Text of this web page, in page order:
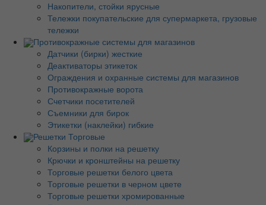
Накопители, стойки ярусные
Тележки покупательские для супермаркета, грузовые
тележки
Противокражные системы для магазинов
Датчики (бирки) жесткие
Деактиваторы этикеток
Ограждения и охранные системы для магазинов
Противокражные ворота
Счетчики посетителей
Съемники для бирок
Этикетки (наклейки) гибкие
Решетки Торговые
Корзины и полки на решетку
Крючки и кронштейны на решетку
Торговые решетки белого цвета
Торговые решетки в черном цвете
Торговые решетки хромированные